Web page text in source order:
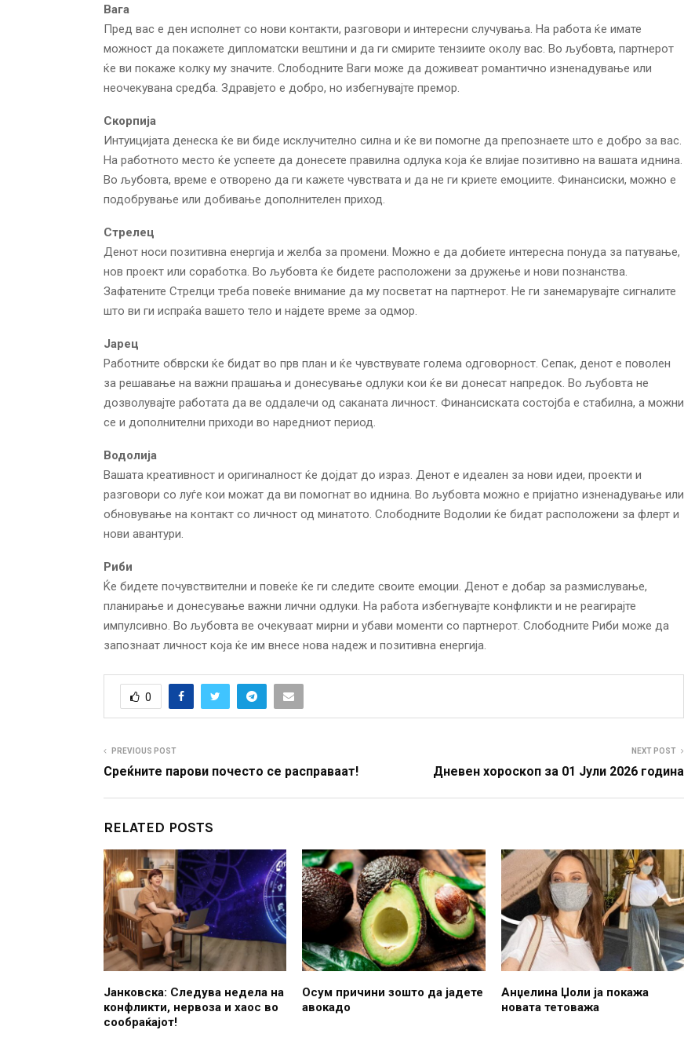
Вага
Пред вас е ден исполнет со нови контакти, разговори и интересни случувања. На работа ќе имате
можност да покажете дипломатски вештини и да ги смирите тензиите околу вас. Во љубовта, партнерот
ќе ви покаже колку му значите. Слободните Ваги може да доживеат романтично изненадување или
неочекувана средба. Здравјето е добро, но избегнувајте премор.
Скорпија
Интуицијата денеска ќе ви биде исклучително силна и ќе ви помогне да препознаете што е добро за вас.
На работното место ќе успеете да донесете правилна одлука која ќе влијае позитивно на вашата иднина.
Во љубовта, време е отворено да ги кажете чувствата и да не ги криете емоциите. Финансиски, можно е
подобрување или добивање дополнителен приход.
Стрелец
Денот носи позитивна енергија и желба за промени. Можно е да добиете интересна понуда за патување,
нов проект или соработка. Во љубовта ќе бидете расположени за дружење и нови познанства.
Зафатените Стрелци треба повеќе внимание да му посветат на партнерот. Не ги занемарувајте сигналите
што ви ги испраќа вашето тело и најдете време за одмор.
Јарец
Работните обврски ќе бидат во прв план и ќе чувствувате голема одговорност. Сепак, денот е поволен
за решавање на важни прашања и донесување одлуки кои ќе ви донесат напредок. Во љубовта не
дозволувајте работата да ве оддалечи од саканата личност. Финансиската состојба е стабилна, а можни
се и дополнителни приходи во наредниот период.
Водолија
Вашата креативност и оригиналност ќе дојдат до израз. Денот е идеален за нови идеи, проекти и
разговори со луѓе кои можат да ви помогнат во иднина. Во љубовта можно е пријатно изненадување или
обновување на контакт со личност од минатото. Слободните Водолии ќе бидат расположени за флерт и
нови авантури.
Риби
Ќе бидете почувствителни и повеќе ќе ги следите своите емоции. Денот е добар за размислување,
планирање и донесување важни лични одлуки. На работа избегнувајте конфликти и не реагирајте
импулсивно. Во љубовта ве очекуваат мирни и убави моменти со партнерот. Слободните Риби може да
запознаат личност која ќе им внесе нова надеж и позитивна енергија.
0
PREVIOUS POST
Среќните парови почесто се расправаат!
NEXT POST
Дневен хороскоп за 01 Јули 2026 година
RELATED POSTS
Јанковска: Следува недела на
конфликти, нервоза и хаос во
сообраќајот!
Осум причини зошто да јадете
авокадо
Анџелина Џоли ја покажа
новата тетоважа